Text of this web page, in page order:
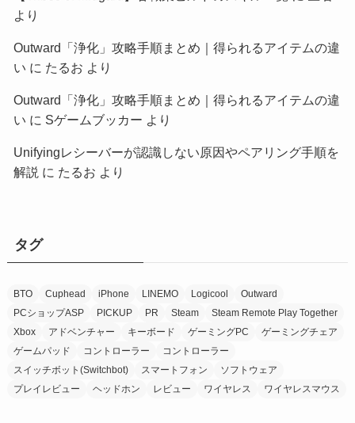
より
Outward「浄化」攻略手順まとめ｜得られるアイテムの違
い に たるお より
Outward「浄化」攻略手順まとめ｜得られるアイテムの違
い に Sゲームブッカー より
Unifyingレシーバーが認識しない原因やペアリング手順を
解説 に たるお より
タグ
BTO Cuphead iPhone LINEMO Logicool
Outward
PCショップASP
PICKUP PR Steam
Steam Remote Play Together
Xbox
アドベンチャー キーボード ゲーミングPC
ゲーミングチェア
ゲームパッド
コントローラー
コントローラー
スイッチボット(Switchbot)
スマートフォン
ソフトウェア
プレイレビュー
ヘッドホン レビュー ワイヤレス ワイヤレスマウス